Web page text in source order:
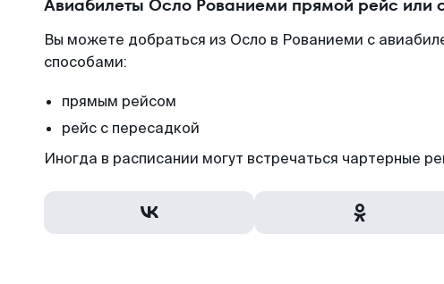
Авиабилеты Осло Рованиеми прямой рейс или
Вы можете добраться из Осло в Рованиеми с
способами:
прямым рейсом
рейс с пересадкой
Иногда в расписании могут встречаться чартерные